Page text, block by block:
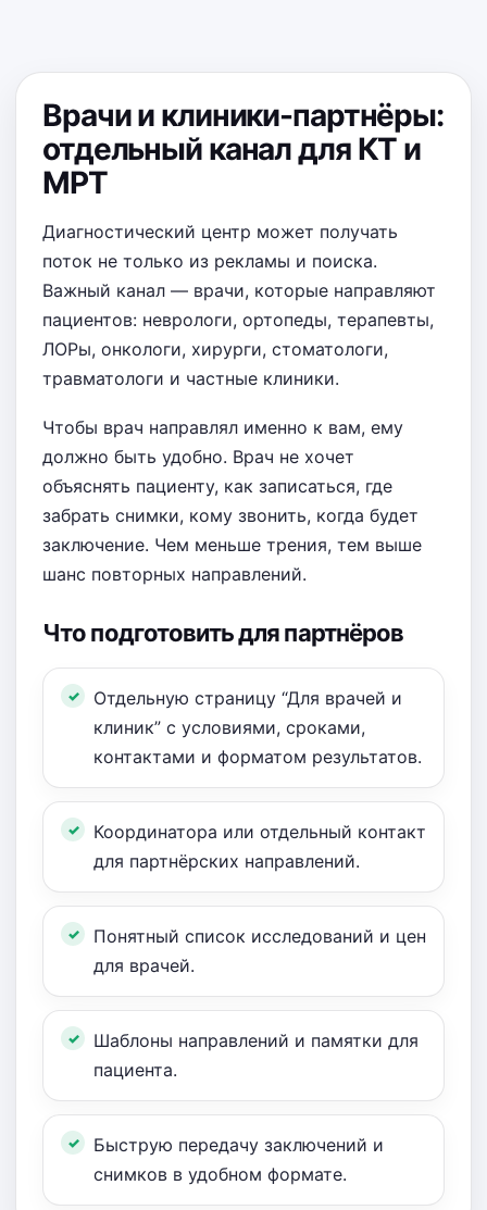
Врачи и клиники-партнёры:
отдельный канал для КТ и
МРТ
Диагностический центр может получать
поток не только из рекламы и поиска.
Важный канал — врачи, которые направляют
пациентов: неврологи, ортопеды, терапевты,
ЛОРы, онкологи, хирурги, стоматологи,
травматологи и частные клиники.
Чтобы врач направлял именно к вам, ему
должно быть удобно. Врач не хочет
объяснять пациенту, как записаться, где
забрать снимки, кому звонить, когда будет
заключение. Чем меньше трения, тем выше
шанс повторных направлений.
Что подготовить для партнёров
Отдельную страницу “Для врачей и
клиник” с условиями, сроками,
контактами и форматом результатов.
Координатора или отдельный контакт
для партнёрских направлений.
Понятный список исследований и цен
для врачей.
Шаблоны направлений и памятки для
пациента.
Быструю передачу заключений и
снимков в удобном формате.